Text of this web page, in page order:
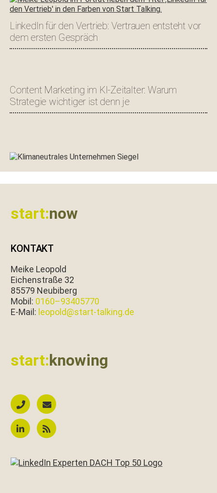
LinkedIn für den Vertrieb: Vertrauen entsteht vor
dem ersten Gespräch
Content Marketing im KI-Zeitalter: Warum
Strategie wichtiger ist denn je
start:now
KONTAKT
Meike Leopold
Eichen­straße 32
85579 Neubiberg
Mobil: 0160–93405770
E‑Mail: leopold@start-talking.de
start:knowing